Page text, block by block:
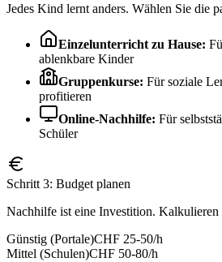
Jedes Kind lernt anders. Wählen Sie die
Einzelunterricht zu Hause:
ablenkbare Kinder
Gruppenkurse: Für soziale
profitieren
Online-Nachhilfe: Für
Schüler
Schritt 3: Budget planen
Nachhilfe ist eine Investition. Kalkulieren
Günstig (Portale)CHF 25-50/h
Mittel (Schulen)CHF 50-80/h